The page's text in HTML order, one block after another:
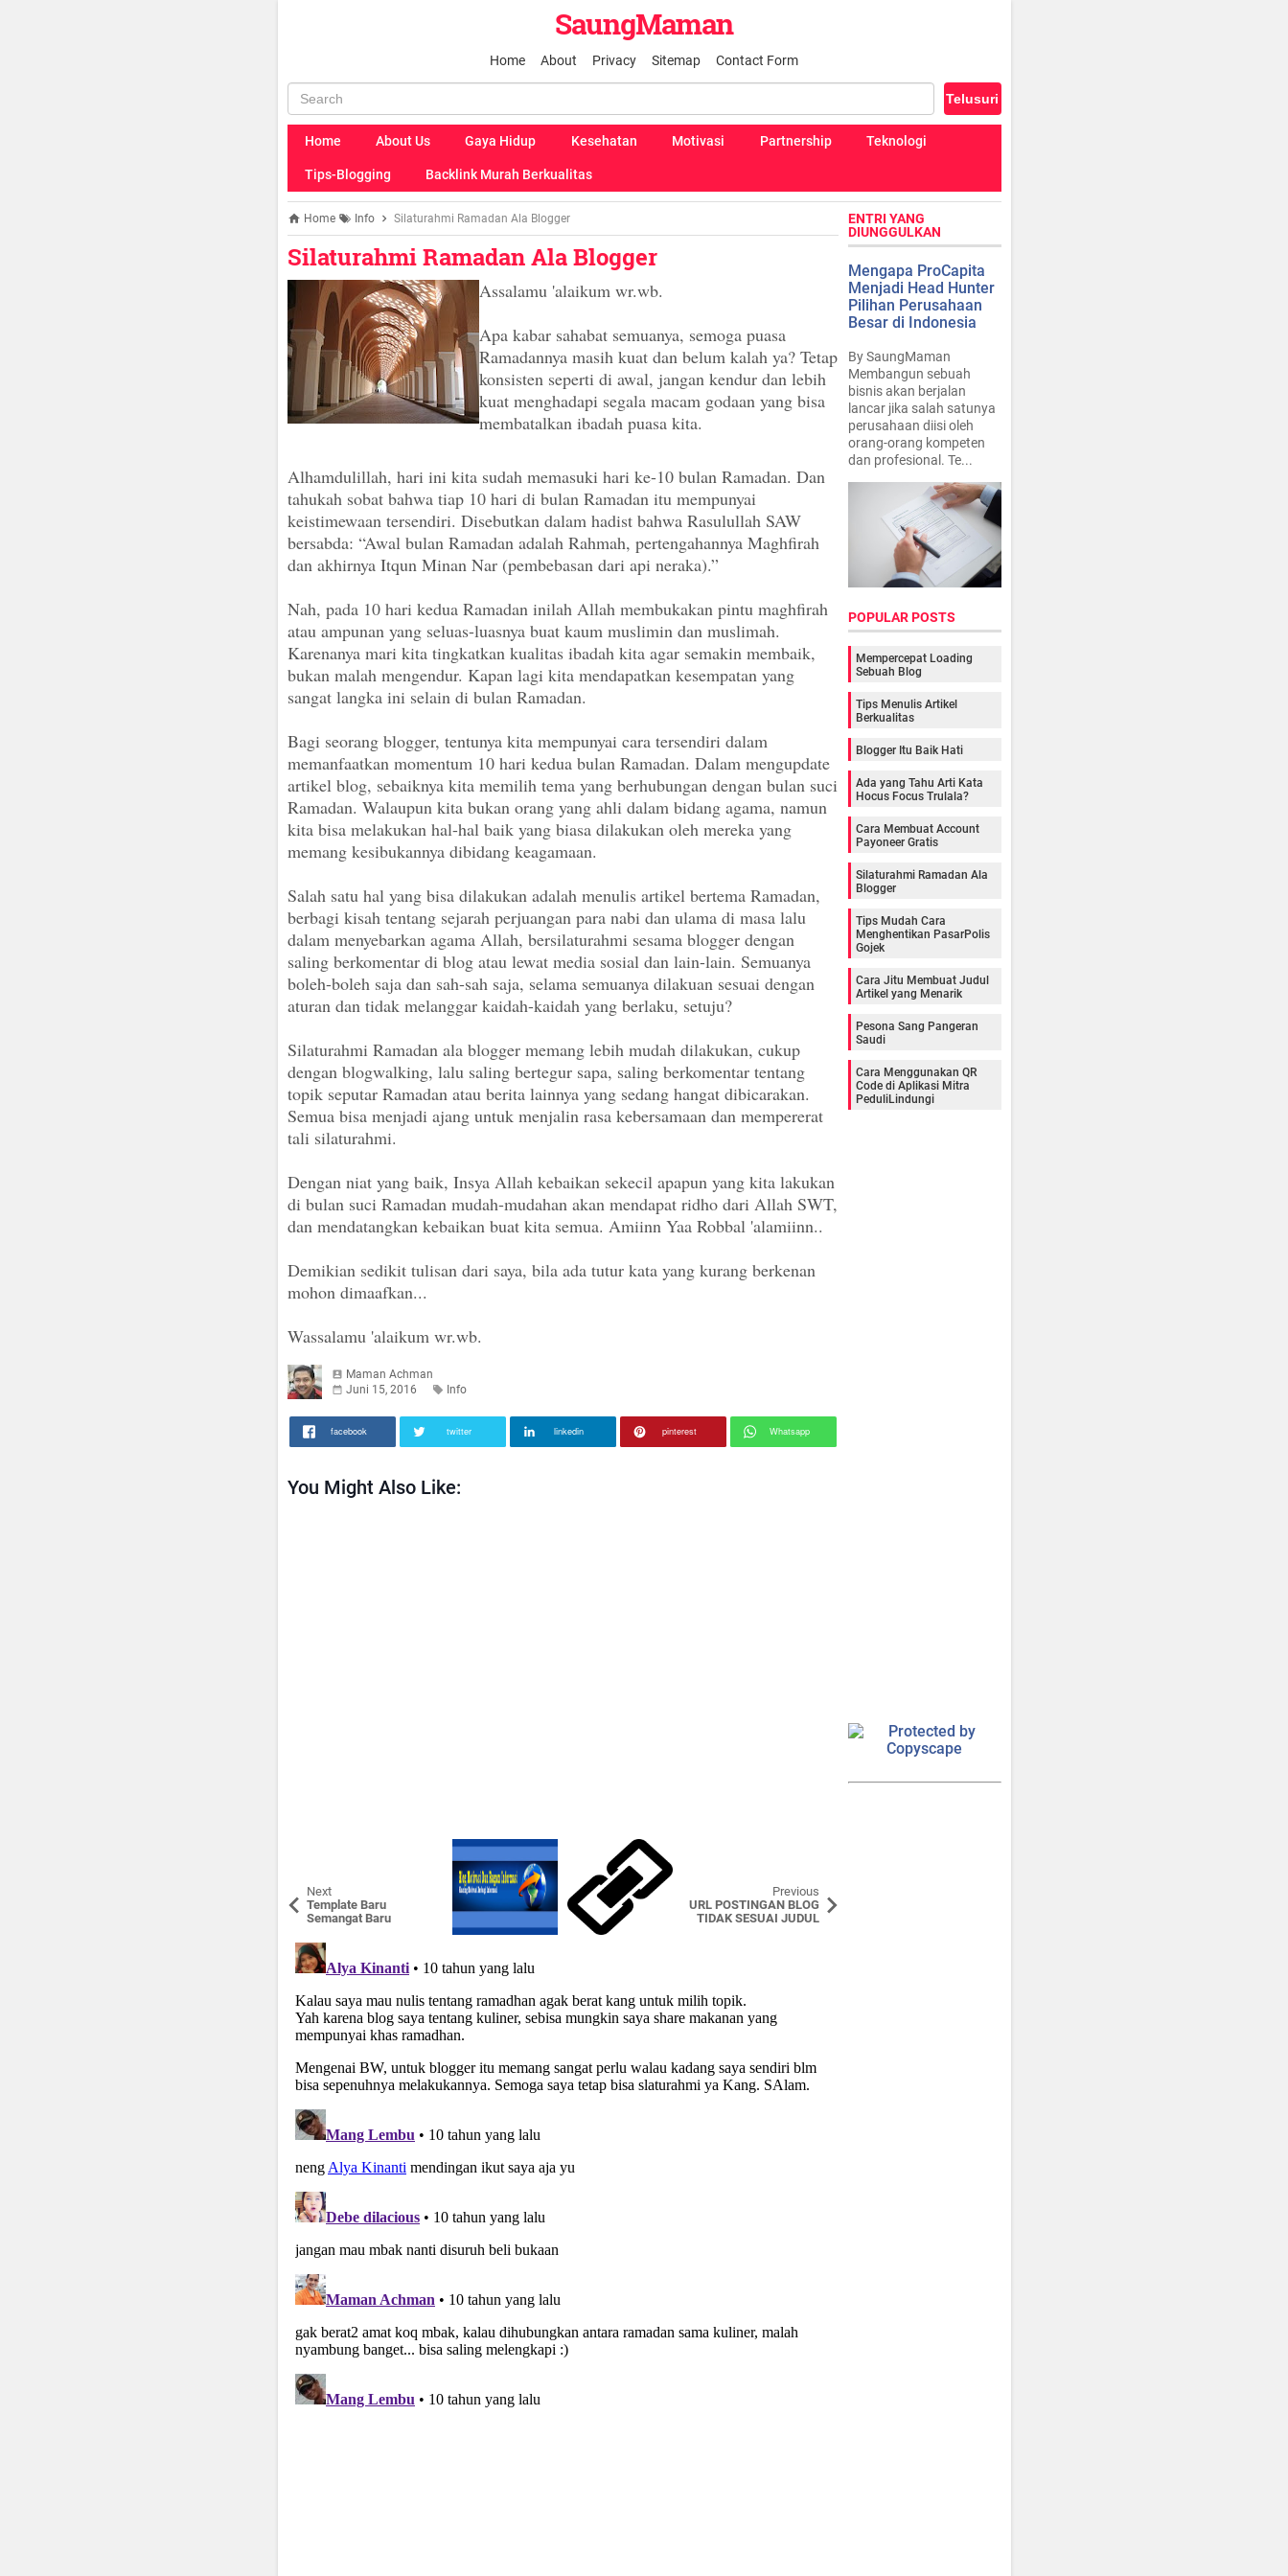
SaungMaman
Home About Privacy Sitemap Contact Form
Home About Us Gaya Hidup Kesehatan Motivasi Partnership Teknologi
Tips-Blogging Backlink Murah Berkualitas
Home Info Silaturahmi Ramadan Ala Blogger
Silaturahmi Ramadan Ala Blogger
Assalamu 'alaikum wr.wb.
Apa kabar sahabat semuanya, semoga puasa
Ramadannya masih kuat dan belum kalah ya? Tetap
konsisten seperti di awal, jangan kendur dan lebih
kuat menghadapi segala macam godaan yang bisa
membatalkan ibadah puasa kita.
Alhamdulillah, hari ini kita sudah memasuki hari ke-10 bulan Ramadan. Dan
tahukah sobat bahwa tiap 10 hari di bulan Ramadan itu mempunyai
keistimewaan tersendiri. Disebutkan dalam hadist bahwa Rasulullah SAW
bersabda: “Awal bulan Ramadan adalah Rahmah, pertengahannya Maghfirah
dan akhirnya Itqun Minan Nar (pembebasan dari api neraka).”
Nah, pada 10 hari kedua Ramadan inilah Allah membukakan pintu maghfirah
atau ampunan yang seluas-luasnya buat kaum muslimin dan muslimah.
Karenanya mari kita tingkatkan kualitas ibadah kita agar semakin membaik,
bukan malah mengendur. Kapan lagi kita mendapatkan kesempatan yang
sangat langka ini selain di bulan Ramadan.
Bagi seorang blogger, tentunya kita mempunyai cara tersendiri dalam
memanfaatkan momentum 10 hari kedua bulan Ramadan. Dalam mengupdate
artikel blog, sebaiknya kita memilih tema yang berhubungan dengan bulan suci
Ramadan. Walaupun kita bukan orang yang ahli dalam bidang agama, namun
kita bisa melakukan hal-hal baik yang biasa dilakukan oleh mereka yang
memang kesibukannya dibidang keagamaan.
Salah satu hal yang bisa dilakukan adalah menulis artikel bertema Ramadan,
berbagi kisah tentang sejarah perjuangan para nabi dan ulama di masa lalu
dalam menyebarkan agama Allah, bersilaturahmi sesama blogger dengan
saling berkomentar di blog atau lewat media sosial dan lain-lain. Semuanya
boleh-boleh saja dan sah-sah saja, selama semuanya dilakuan sesuai dengan
aturan dan tidak melanggar kaidah-kaidah yang berlaku, setuju?
Silaturahmi Ramadan ala blogger memang lebih mudah dilakukan, cukup
dengan blogwalking, lalu saling bertegur sapa, saling berkomentar tentang
topik seputar Ramadan atau berita lainnya yang sedang hangat dibicarakan.
Semua bisa menjadi ajang untuk menjalin rasa kebersamaan dan mempererat
tali silaturahmi.
Dengan niat yang baik, Insya Allah kebaikan sekecil apapun yang kita lakukan
di bulan suci Ramadan mudah-mudahan akan mendapat ridho dari Allah SWT,
dan mendatangkan kebaikan buat kita semua. Amiinn Yaa Robbal 'alamiinn..
Demikian sedikit tulisan dari saya, bila ada tutur kata yang kurang berkenan
mohon dimaafkan...
Wassalamu 'alaikum wr.wb.
Maman Achman
Juni 15, 2016
Info
facebook twitter linkedin pinterest Whatsapp
You Might Also Like:
Next
Template Baru
Semangat Baru
Previous
URL POSTINGAN BLOG
TIDAK SESUAI JUDUL
ENTRI YANG
DIUNGGULKAN
Mengapa ProCapita
Menjadi Head Hunter
Pilihan Perusahaan
Besar di Indonesia
By SaungMaman
Membangun sebuah
bisnis akan berjalan
lancar jika salah satunya
perusahaan diisi oleh
orang-orang kompeten
dan profesional. Te...
POPULAR POSTS
Mempercepat Loading
Sebuah Blog
Tips Menulis Artikel
Berkualitas
Blogger Itu Baik Hati
Ada yang Tahu Arti Kata
Hocus Focus Trulala?
Cara Membuat Account
Payoneer Gratis
Silaturahmi Ramadan Ala
Blogger
Tips Mudah Cara
Menghentikan PasarPolis
Gojek
Cara Jitu Membuat Judul
Artikel yang Menarik
Pesona Sang Pangeran
Saudi
Cara Menggunakan QR
Code di Aplikasi Mitra
PeduliLindungi